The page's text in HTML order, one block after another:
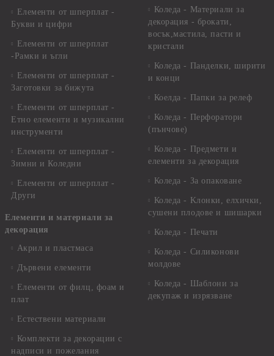
Елементи от шперплат -
Букви и цифри
Елементи от шперплат
-Рамки и ъгли
Елементи от шперплат -
Заготовки за бижута
Елементи от шперплат -
Етно елементи и музикални
инструменти
Елементи от шперплат -
Зимни и Коледни
Елементи от шперплат -
Други
Елементи и материали за
декорация
Акрил и пластмаса
Дървени елементи
Елементи от филц, фоам и
плат
Естествени материали
Комплекти за декорации с
надписи и пожелания
Коледа - Материали за
декорация - брокати,
восък,мастила, пасти и
кристали
Коледа - Панделки, ширити
и конци
Коелда - Папки за релеф
Коледа - Перфоратори
(пънчове)
Коледа - Предмети и
елементи за декорация
Коледа - За опаковане
Коледа - Kлонки, елхички,
сушени плодове и шишарки
Коледа - Печати
Коледа - Силиконови
молдове
Коледа - Шаблони за
декупаж и изрязване